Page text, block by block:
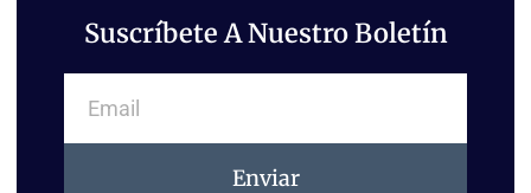
Suscríbete A Nuestro Boletín
Enviar